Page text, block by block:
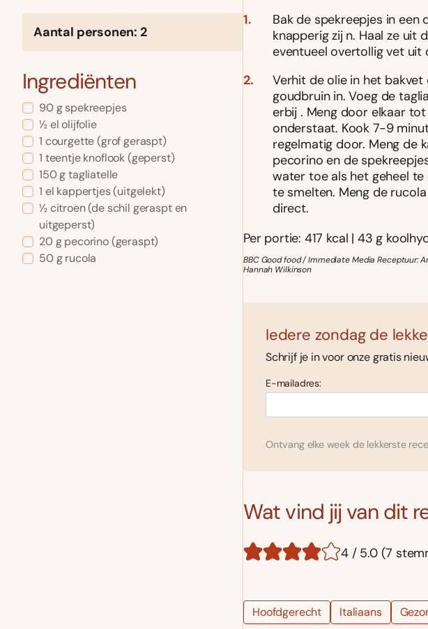
Aantal personen: 2
Ingrediënten
90 g spekreepjes
½ el olijfolie
1 courgette (grof geraspt)
1 teentje knoflook (geperst)
150 g tagliatelle
1 el kappertjes (uitgelekt)
½ citroen (de schil geraspt en
uitgeperst)
20 g pecorino (geraspt)
50 g rucola
Bak de spekreepjes in
knapperig zij n. Haal ze uit
eventueel overtollig vet uit
Verhit de olie in het
goudbruin in. Voeg de
erbij . Meng door elkaar
onderstaat. Kook 7-9
regelmatig door. Meng de
pecorino en de
water toe als het geheel
te smelten. Meng de
direct.
Per portie: 417 kcal | 43 g
BBC Good food / Immediate Media Receptuur:
Hannah Wilkinson
Iedere zondag de
Schrijf je in voor onze gratis
E-mailadres:
Ontvang elke week de lekkerste
Wat vind jij van dit
4 / 5.0 (7
Hoofdgerecht Italiaans